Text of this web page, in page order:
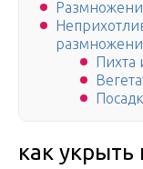
Пихта
как